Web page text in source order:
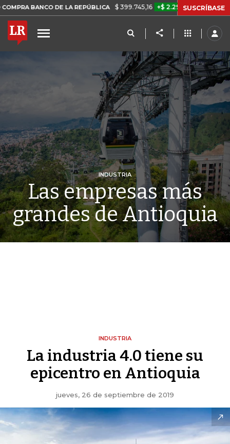
DE LA REPÚBLICA $ 399.745,16 +$ 2.295,71 +0,58% TASA DE
SUSCRÍBASE
INDUSTRIA
Las empresas más
grandes de Antioquia
INDUSTRIA
La industria 4.0 tiene su
epicentro en Antioquia
jueves, 26 de septiembre de 2019